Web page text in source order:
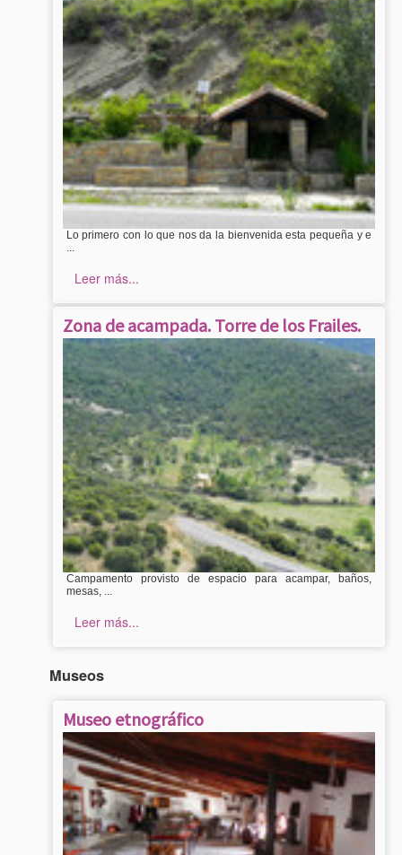
Lo primero con lo que nos da la bienvenida esta pequeña y e
...
Leer más...
Zona de acampada. Torre de los Frailes.
Campamento provisto de espacio para acampar, baños,
mesas, ...
Leer más...
Museos
Museo etnográfico